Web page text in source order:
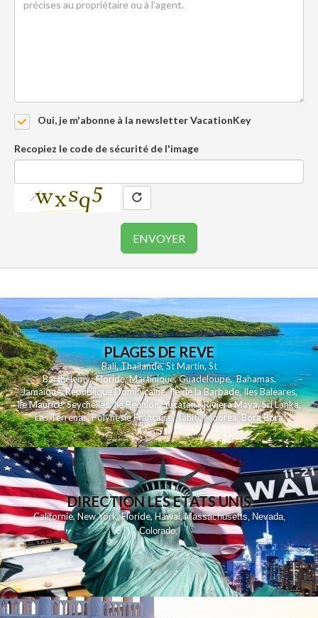
Oui, je m'abonne à la newsletter VacationKey
Recopiez le code de sécurité de l'image
PLAGES DE REVE
Bali,Thailande,St Martin,St
Barthelemy,Floride,Martinique,Guadeloupe,Bahamas,
Jamaique,Republique Dominicaine,Ile de la Barbade,Iles Baleares,
Ile Maurice,Seychelles,Ile Reunion,Yucatan - Riviera Maya,Sri Lanka,
Las Terrenas,Polynesie Française,Tahiti,Moorea, Bora Bora
DIRECTION LES ETATS UNIS
Californie,New York,Floride,Hawai,Massachusetts, Nevada,
Colorado,